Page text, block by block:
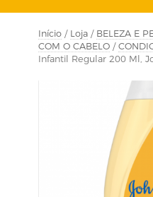
Início / Loja / BELEZA E
COM O CABELO /
Infantil Regular 200 Ml,